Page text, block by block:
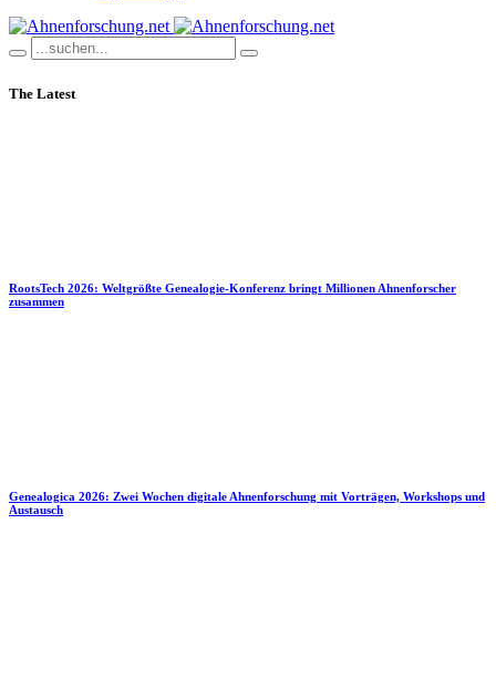
The Latest
RootsTech 2026: Weltgrößte Genealogie-Konferenz bringt Millionen Ahnenforscher
zusammen
Genealogica 2026: Zwei Wochen digitale Ahnenforschung mit Vorträgen, Workshops und
Austausch